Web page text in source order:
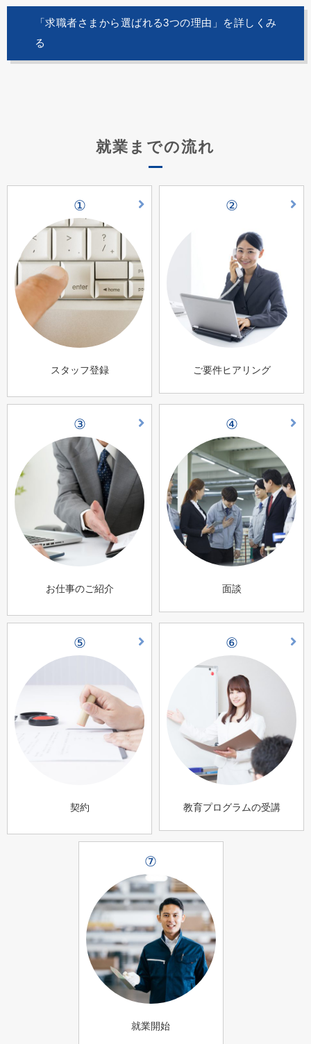
「求職者さまから選ばれる3つの理由」を詳しくみ
る
就業までの流れ
①
スタッフ登録
②
ご要件ヒアリング
③
お仕事のご紹介
④
面談
⑤
契約
⑥
教育プログラムの受講
⑦
就業開始